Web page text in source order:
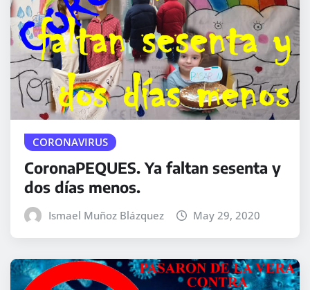
CORONAVIRUS
CoronaPEQUES. Ya faltan sesenta y
dos días menos.
Ismael Muñoz Blázquez May 29, 2020